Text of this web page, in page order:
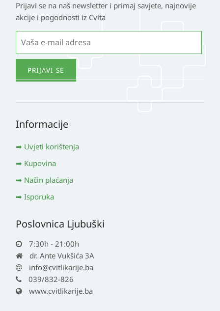
Prijavi se na naš newsletter i primaj savjete, najnovije
akcije i pogodnosti iz Cvita
Informacije
Uvjeti korištenja
Kupovina
Način plaćanja
Isporuka
Poslovnica Ljubuški
7:30h - 21:00h
dr. Ante Vukšića 3A
info@cvitlikarije.ba
039/832-826
www.cvitlikarije.ba